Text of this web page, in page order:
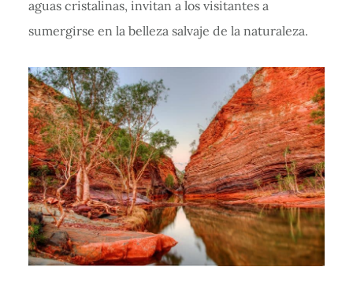
aguas cristalinas, invitan a los visitantes a
sumergirse en la belleza salvaje de la naturaleza.